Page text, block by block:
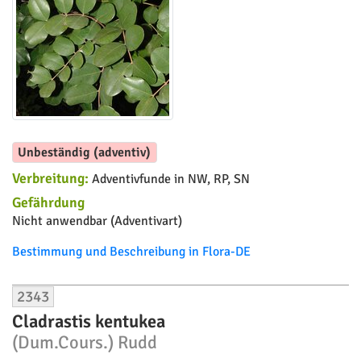
Unbeständig (adventiv)
Verbreitung: Adventivfunde in NW, RP, SN
Gefährdung
Nicht anwendbar (Adventivart)
Bestimmung und Beschreibung in Flora-DE
2343
Cladrastis kentukea
(Dum.Cours.) Rudd